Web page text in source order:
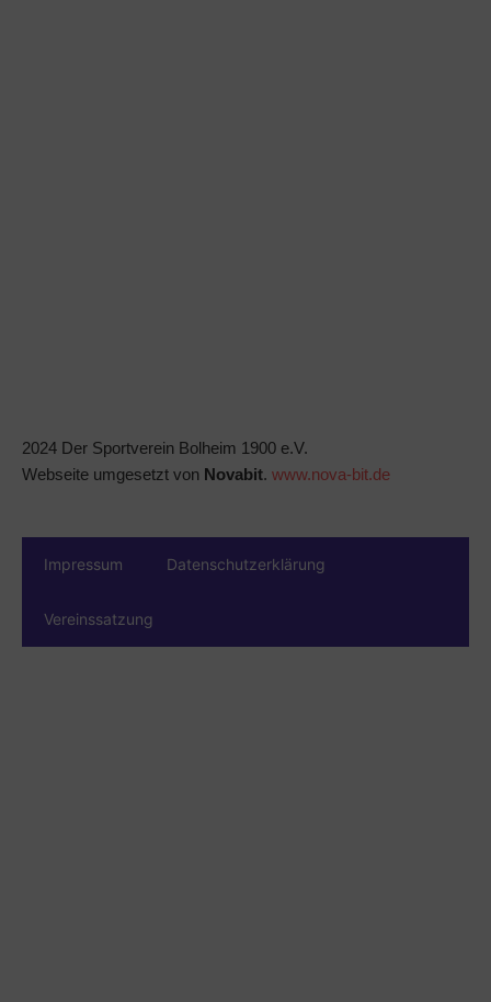
2024 Der Sportverein Bolheim 1900 e.V.
Webseite umgesetzt von Novabit. www.nova-bit.de
Impressum Datenschutzerklärung
Vereinssatzung